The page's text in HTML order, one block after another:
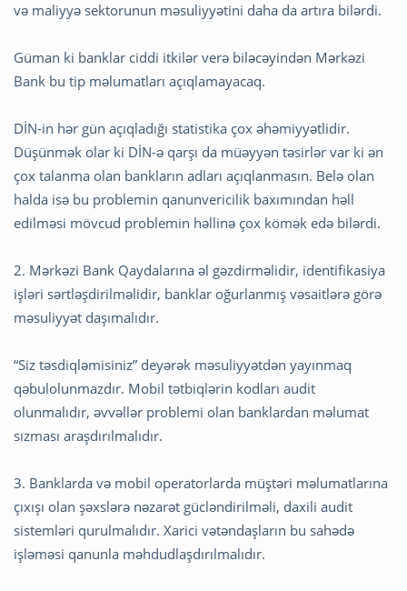
və maliyyə sektorunun məsuliyyətini daha da artıra bilərdi.
Güman ki banklar ciddi itkilər verə biləcəyindən Mərkəzi
Bank bu tip məlumatları açıqlamayacaq.
DİN-in hər gün açıqladığı statistika çox əhəmiyyətlidir.
Düşünmək olar ki DİN-ə qarşı da müəyyən təsirlər var ki ən
çox talanma olan bankların adları açıqlanmasın. Belə olan
halda isə bu problemin qanunvericilik baxımından həll
edilməsi mövcud problemin həllinə çox kömək edə bilərdi.
2. Mərkəzi Bank Qaydalarına əl gəzdirməlidir, identifikasiya
işləri sərtləşdirilməlidir, banklar oğurlanmış vəsaitlərə görə
məsuliyyət daşımalıdır.
“Siz təsdiqləmisiniz” deyərək məsuliyyətdən yayınmaq
qəbulolunmazdır. Mobil tətbiqlərin kodları audit
olunmalıdır, əvvəllər problemi olan banklardan məlumat
sızması araşdırılmalıdır.
3. Banklarda və mobil operatorlarda müştəri məlumatlarına
çıxışı olan şəxslərə nəzarət gücləndirilməli, daxili audit
sistemləri qurulmalıdır. Xarici vətəndaşların bu sahədə
işləməsi qanunla məhdudlaşdırılmalıdır.